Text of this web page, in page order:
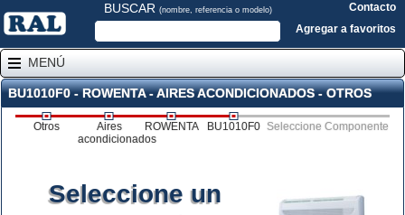
BUSCAR (nombre, referencia o modelo)
Contacto
Agregar a favoritos
MENÚ
BU1010F0 - ROWENTA - AIRES ACONDICIONADOS - OTROS
Otros
Aires
acondicionados
ROWENTA BU1010F0 Seleccione Componente
Seleccione un